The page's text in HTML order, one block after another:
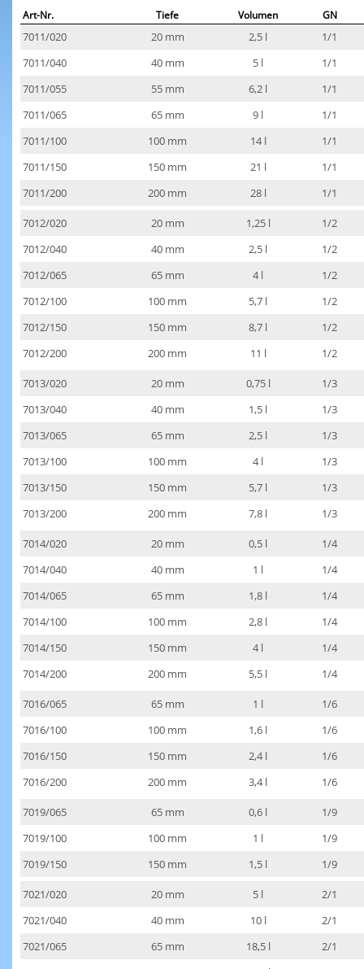
Art-Nr. Tiefe Volumen GN
7011/020 20 mm 2,5 l
1/1
7011/040
40 mm 5 l
1/1
7011/055
55 mm 6,2 l
1/1
7011/065
65 mm 9 l
1/1
7011/100
100 mm 14 l
1/1
7011/150
150 mm 21 l
1/1
7011/200
200 mm 28 l 1/1
7012/020 20 mm 1,25 l
1/2
7012/040
40 mm 2,5 l
1/2
7012/065
65 mm 4 l
1/2
7012/100
100 mm 5,7 l
1/2
7012/150
150 mm 8,7 l
1/2
7012/200
200 mm 11 l 1/2
7013/020 20 mm 0,75 l
1/3
7013/040
40 mm 1,5 l
1/3
7013/065
65 mm 2,5 l
1/3
7013/100
100 mm 4 l
1/3
7013/150
150 mm 5,7 l
1/3
7013/200
200 mm 7,8 l 1/3
7014/020 20 mm 0,5 l
1/4
7014/040
40 mm 1 l
1/4
7014/065
65 mm 1,8 l
1/4
7014/100
100 mm 2,8 l
1/4
7014/150
150 mm 4 l
1/4
7014/200
200 mm 5,5 l 1/4
7016/065 65 mm 1 l
1/6
7016/100
100 mm 1,6 l
1/6
7016/150
150 mm 2,4 l
1/6
7016/200
200 mm 3,4 l 1/6
7019/065 65 mm 0,6 l
1/9
7019/100
100 mm 1 l
1/9
7019/150
150 mm 1,5 l 1/9
7021/020 20 mm 5 l
2/1
7021/040
40 mm 10 l
2/1
7021/065
65 mm 18,5 l
2/1